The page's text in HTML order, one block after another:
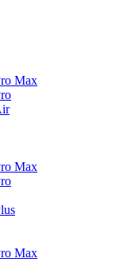
Max
Max
Max